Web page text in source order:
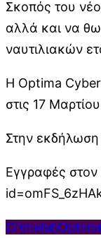
Σκοπός του
αλλά και να
ναυτιλιακών
Η Optima
στις 17
Στην εκδήλωση
Εγγραφές
Crimelab